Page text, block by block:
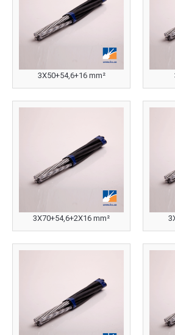
3X50+54,6+16 mm²
3X70+54,6+2X16 mm²